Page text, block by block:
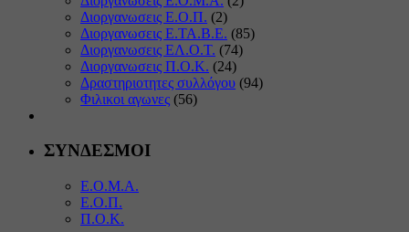
Διοργανωσεις Ε.Ο.Π. (2)
Διοργανωσεις Ε.ΤΑ.Β.Ε. (85)
Διοργανωσεις ΕΛ.Ο.Τ. (74)
Διοργανωσεις Π.Ο.Κ. (24)
Δραστηριοτητες συλλόγου (94)
Φιλικοι αγωνες (56)
ΣΥΝΔΕΣΜΟΙ
Ε.Ο.Μ.Α.
Ε.Ο.Π.
Π.Ο.Κ.